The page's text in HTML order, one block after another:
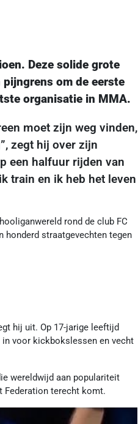
Deze solide grote
om de eerste
organisatie in MMA.
moet zijn weg vinden,
zegt hij over zijn
een halfuur rijden van
train en ik heb het leven
rond de club FC
honderd straatgevechten tegen
hij uit. Op 17-jarige leeftijd
voor kickbokslessen en vecht
wereldwijd aan populariteit
Federation terecht komt.